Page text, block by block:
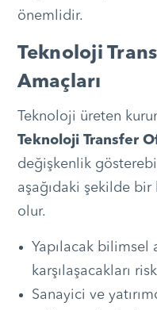
önemlidir.
Teknoloji
Amaçları
Teknoloji üreten
Teknoloji Transfer
değişkenlik
aşağıdaki şekilde
olur.
Yapılacak bilimsel
karşılaşacakları
Sanayici ve